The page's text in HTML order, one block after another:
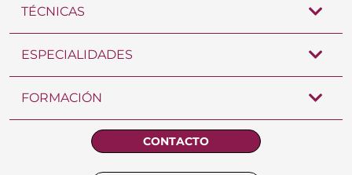
TÉCNICAS
ESPECIALIDADES
FORMACIÓN
CONTACTO